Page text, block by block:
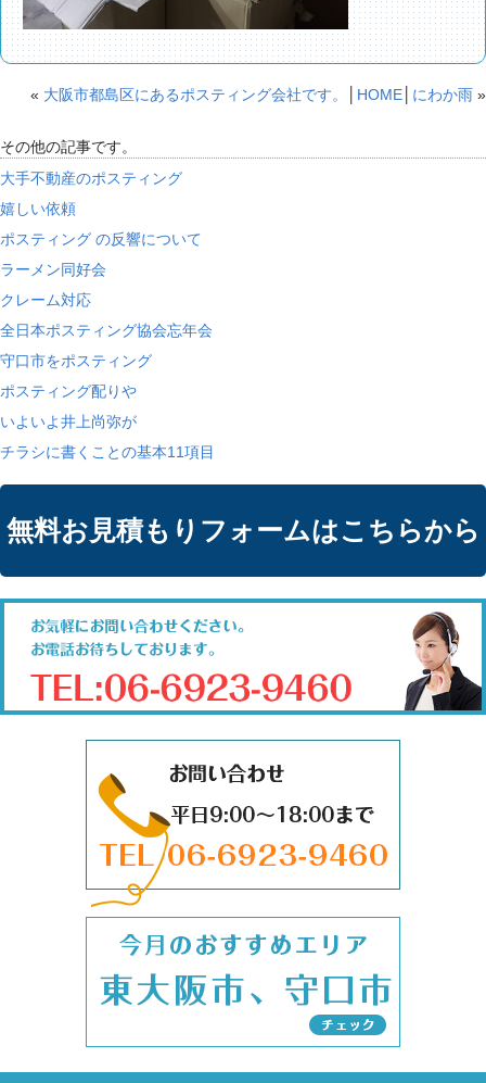
にわか雨 »
HOME
« 大阪市都島区にあるポスティング会社です。
その他の記事です。
大手不動産のポスティング
嬉しい依頼
ポスティング の反響について
ラーメン同好会
クレーム対応
全日本ポスティング協会忘年会
守口市をポスティング
ポスティング配りや
いよいよ井上尚弥が
チラシに書くことの基本11項目
無料お見積もりフォームはこちらから